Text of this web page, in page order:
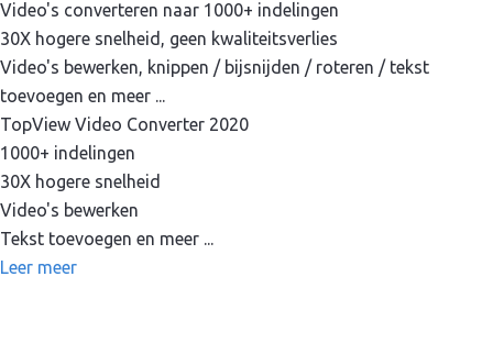
Video's converteren naar 1000+ indelingen
30X hogere snelheid, geen kwaliteitsverlies
Video's bewerken, knippen / bijsnijden / roteren / tekst
toevoegen en meer ...
TopView Video Converter 2020
1000+ indelingen
30X hogere snelheid
Video's bewerken
Tekst toevoegen en meer ...
Leer meer